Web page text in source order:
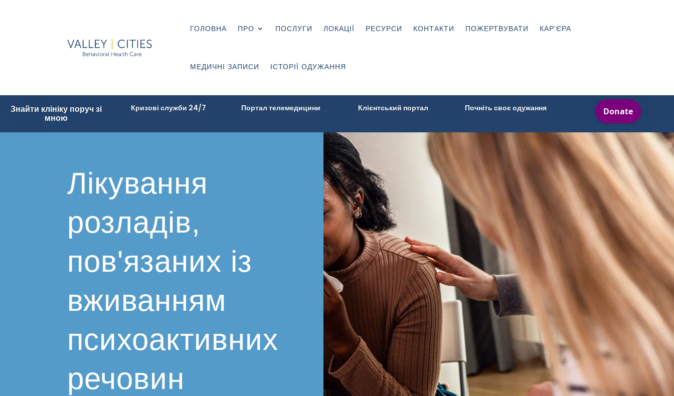
ГОЛОВНА ПРО ПОСЛУГИ ЛОКАЦІЇ РЕСУРСИ КОНТАКТИ ПОЖЕРТВУВАТИ КАР'ЄРА
МЕДИЧНІ ЗАПИСИ ІСТОРІЇ ОДУЖАННЯ
Знайти клініку поруч зі
мною
Кризові служби 24/7 Портал телемедицини Клієнтський портал Почніть своє одужання
Лікування
розладів,
пов'язаних із
вживанням
психоактивних
речовин